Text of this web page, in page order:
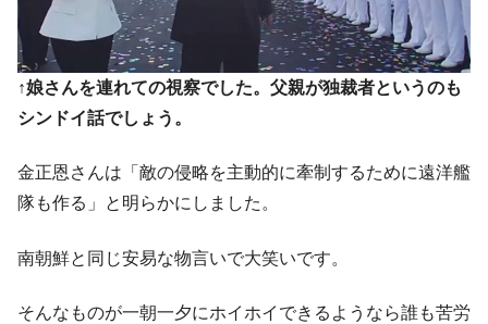
業績「史上最高益」当期純利益は前年同期比13.4倍に。
『Money1』
韓国･加徳島新国際空港「またも暗礁」の危
機 ⇒ 10.7兆では損が出るからできない。
『Money1』
【速報】韓国株式市場の暴落・本日07月29
日(水)もサイドカー・サーキットブレイカーの二段コンボ
『Money1』
IT産業は人を雇用する効果は低い。全産業の
半分未満しか雇用を生まない
『Money1』
韓国「株式市場が賭博場のように変質した
『Money1』
韓国「2026年1Q 資金循環統計」面白い結果
↑娘さんを連れての視察でした。父親が独裁者というのも
シンドイ話でしょう。
金正恩さんは「敵の侵略を主動的に牽制するために遠洋艦
隊も作る」と明らかにしました。
南朝鮮と同じ安易な物言いで大笑いです。
そんなものが一朝一夕にホイホイできるようなら誰も苦労